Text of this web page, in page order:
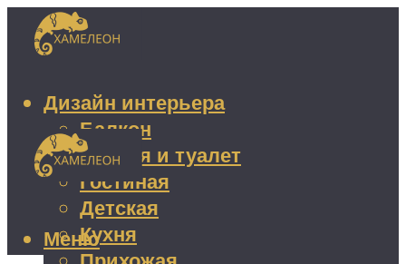
Дизайн интерьера
Балкон
Ванная и туалет
Гостиная
Детская
Кухня
Меню